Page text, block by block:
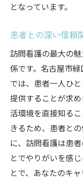
となっています。
患者との深い信頼
訪問看護の最大の
係です。名古屋市
では、患者一人ひ
提供することが求
活環境を直接知る
きるため、患者と
に、訪問看護は患
とでやりがいを感
とで、あなたのキ